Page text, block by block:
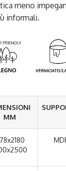
meno
informali.
MM